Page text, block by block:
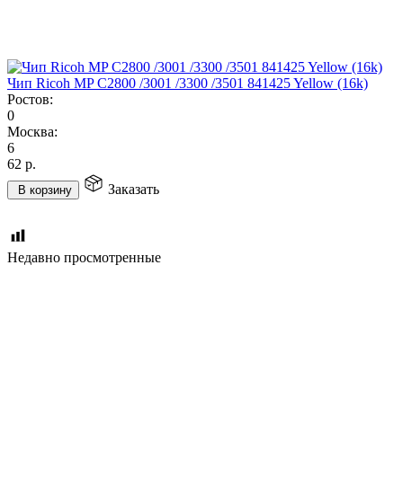
Чип Ricoh MP C2800 /3001 /3300 /3501 841425 Yellow (16k)
Ростов:
0
Москва:
6
62 р.
В корзину Заказать
Недавно просмотренные